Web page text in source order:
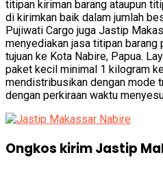
titipan kiriman barang ataupun
di kirimkan baik dalam jumlah
Pujiwati Cargo juga Jastip
menyediakan jasa titipan
tujuan ke Kota Nabire, Papua.
paket kecil minimal 1 kilogram
mendistribusikan dengan mode
dengan perkiraan waktu
Ongkos kirim Jastip